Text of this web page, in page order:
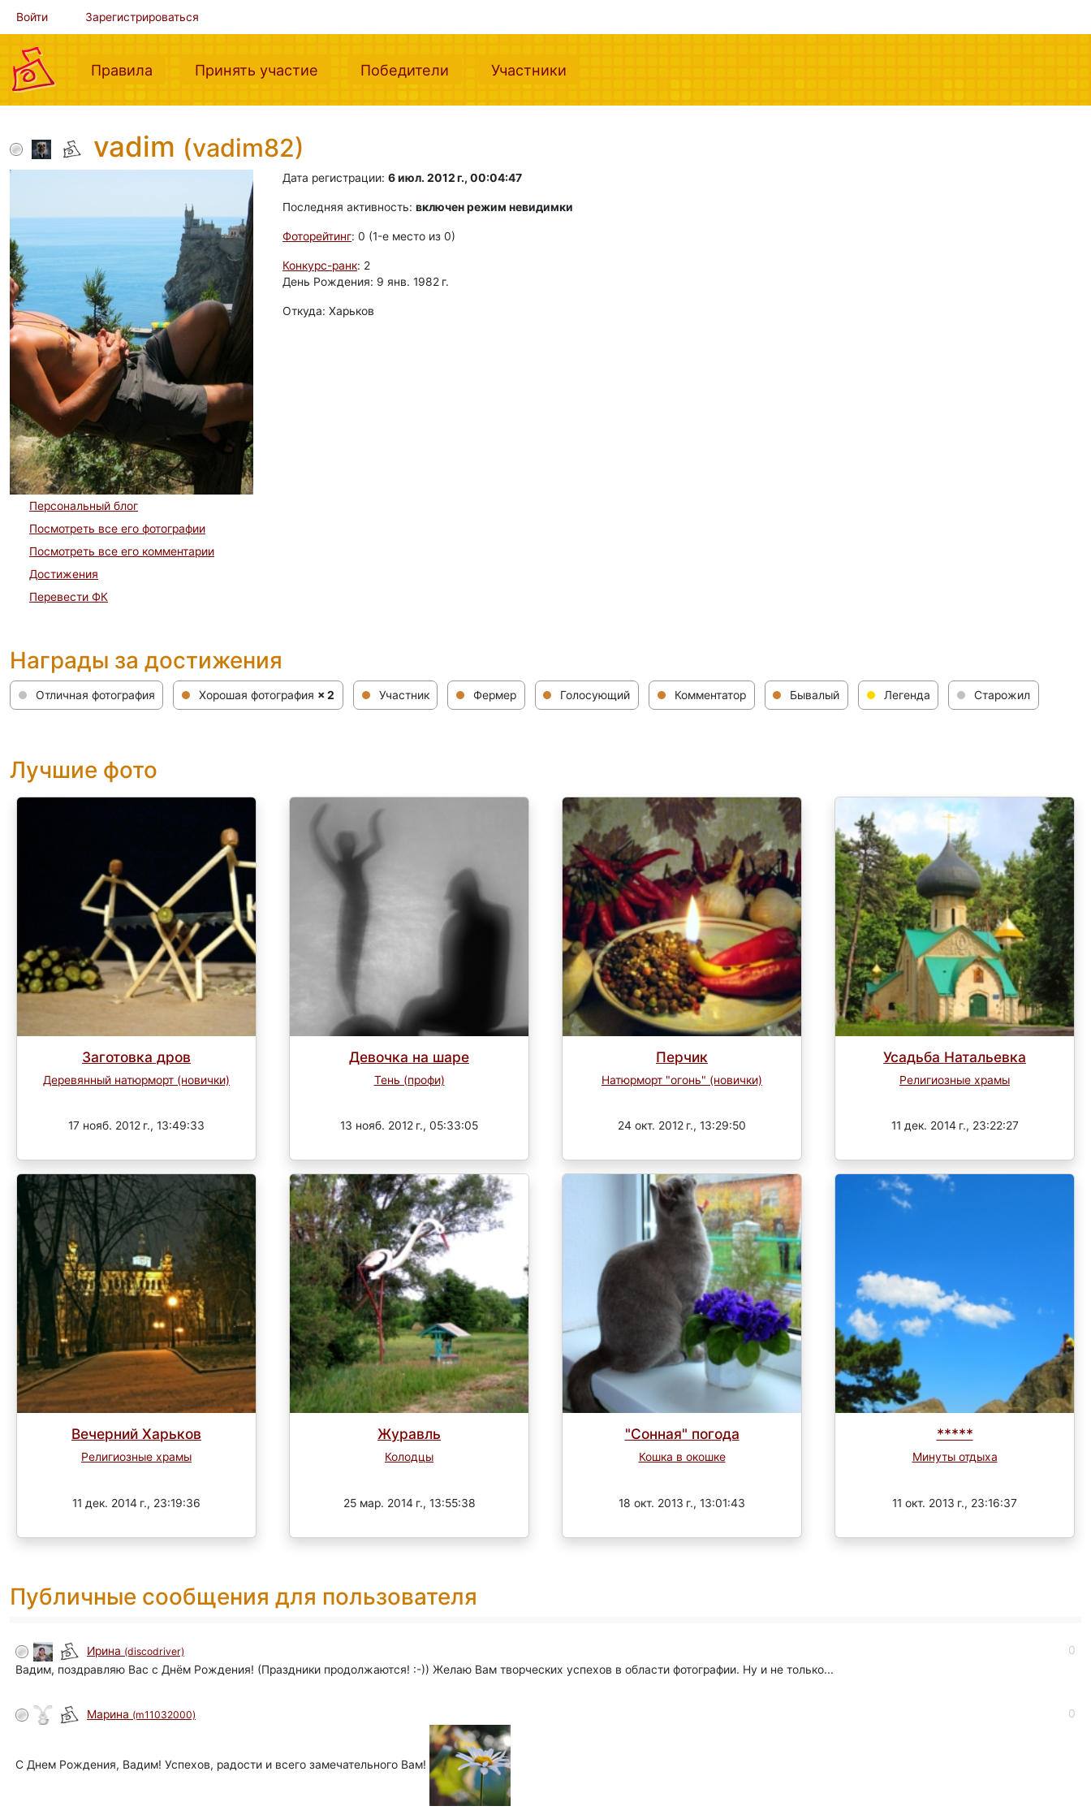
Войти Зарегистрироваться
Правила (current)Принять участие (current)Победители (current)Участники
vadim (vadim82)
Персональный блог
Посмотреть все его фотографии
Посмотреть все его комментарии
Достижения
Перевести ФК
Дата регистрации: 6 июл. 2012 г., 00:04:47
Последняя активность: включен режим невидимки
Фоторейтинг: 0 (1-e место из 0)
Конкурс-ранк: 2
День Рождения: 9 янв. 1982 г.
Откуда: Харьков
Награды за достижения
Отличная фотография Хорошая фотография × 2 Участник Фермер Голосующий Комментатор Бывалый Легенда Старожил
Лучшие фото
Заготовка дров
Деревянный натюрморт (новички)
17 нояб. 2012 г., 13:49:33
Девочка на шаре
Тень (профи)
13 нояб. 2012 г., 05:33:05
Перчик
Натюрморт "огонь" (новички)
24 окт. 2012 г., 13:29:50
Усадьба Натальевка
Религиозные храмы
11 дек. 2014 г., 23:22:27
Вечерний Харьков
Религиозные храмы
11 дек. 2014 г., 23:19:36
Журавль
Колодцы
25 мар. 2014 г., 13:55:38
"Сонная" погода
Кошка в окошке
18 окт. 2013 г., 13:01:43
*****
Минуты отдыха
11 окт. 2013 г., 23:16:37
Публичные сообщения для пользователя
Ирина (discodriver)
0
Вадим, поздравляю Вас с Днём Рождения! (Праздники продолжаются! :-)) Желаю Вам творческих успехов в области фотографии. Ну и не только...
Марина (m11032000) 0
С Днем Рождения, Вадим! Успехов, радости и всего замечательного Вам!